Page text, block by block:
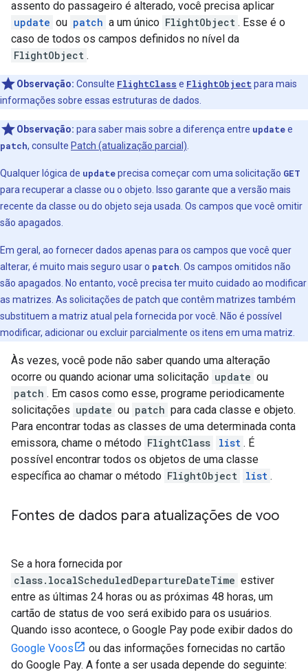
assento do passageiro é alterado, você precisa aplicar
update ou patch a um único FlightObject . Esse é o
caso de todos os campos definidos no nível da
FlightObject .
Observação: Consulte FlightClass e FlightObject para mais
informações sobre essas estruturas de dados.
Observação: para saber mais sobre a diferença entre updatee
patch, consulte Patch (atualização parcial)
Qualquer lógica de updateprecisa começar com uma solicitação GET
para recuperar a classe ou o objeto. Isso garante que a versão mais
recente da classe ou do objeto seja usada. Os campos que você omitir
são apagados.
Em geral, ao fornecer dados apenas para os campos que você quer
alterar, é muito mais seguro usar o patch . Os campos omitidos não
são apagados. No entanto, você precisa ter muito cuidado ao modificar
as matrizes. As solicitações de patch que contêm matrizes também
substituem a matriz atual pela fornecida por você. Não é possível
modificar, adicionar ou excluir parcialmente os itens em uma matriz.
Às vezes, você pode não saber quando uma alteração
ocorre ou quando acionar uma solicitação update ou
patch . Em casos como esse, programe periodicamente
solicitações update ou patch para cada classe e objeto.
Para encontrar todas as classes de uma determinada conta
emissora, chame o método FlightClass list . É
possível encontrar todos os objetos de uma classe
específica ao chamar o método FlightObject list .
Fontes de dados para atualizações de voo
Se a hora fornecida por
class.localScheduledDepartureDateTime estiver
entre as últimas 24 horas ou as próximas 48 horas, um
cartão de status de voo será exibido para os usuários.
Quando isso acontece, o Google Pay pode exibir dados do
Google Voos
ou das informações fornecidas no cartão
do Google Pay. A fonte a ser usada depende do seguinte: